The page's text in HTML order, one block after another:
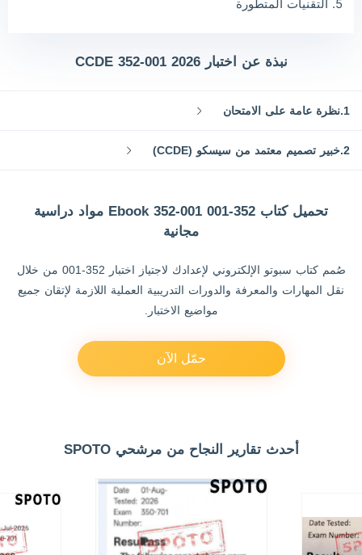
5. التقنيات المتطورة
نبذة عن اختبار CCDE 352-001 2026
1.نظرة عامة على الامتحان
2.خبير تصميم معتمد من سيسكو (CCDE)
تحميل كتاب 352-001 Ebook 352-001 مواد دراسية
مجانية
صُمم كتاب سبوتو الإلكتروني لإعدادك لاجتياز اختبار 352-001 من خلال
نقل المهارات والمعرفة والدورات التدريبية العملية اللازمة لإتقان جميع
مواضيع الاختبار.
حمّل الآن
أحدث تقارير النجاح من مرشحي SPOTO